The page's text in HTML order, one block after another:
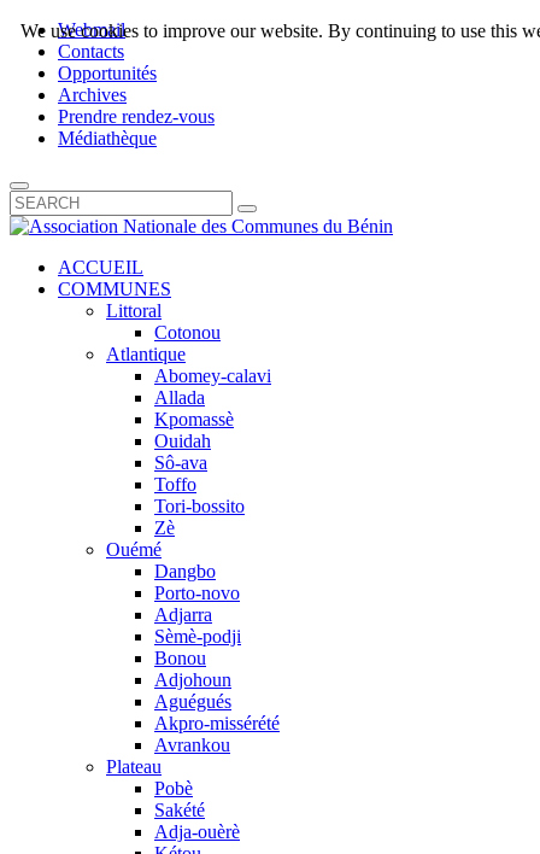
Webmail
Contacts
Opportunités
Archives
Prendre rendez-vous
Médiathèque
ACCUEIL
COMMUNES
Littoral
Cotonou
Atlantique
Abomey-calavi
Allada
Kpomassè
Ouidah
Sô-ava
Toffo
Tori-bossito
Zè
Ouémé
Dangbo
Porto-novo
Adjarra
Sèmè-podji
Bonou
Adjohoun
Aguégués
Akpro-missérété
Avrankou
Plateau
Pobè
Sakété
Adja-ouèrè
We use cookies to improve our website. By continuing to use this